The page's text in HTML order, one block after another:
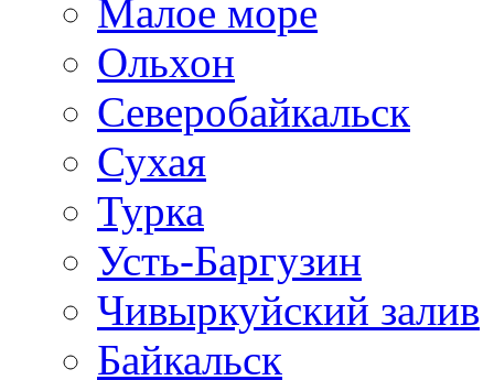
Малое море
Ольхон
Северобайкальск
Сухая
Турка
Усть-Баргузин
Чивыркуйский залив
Байкальск